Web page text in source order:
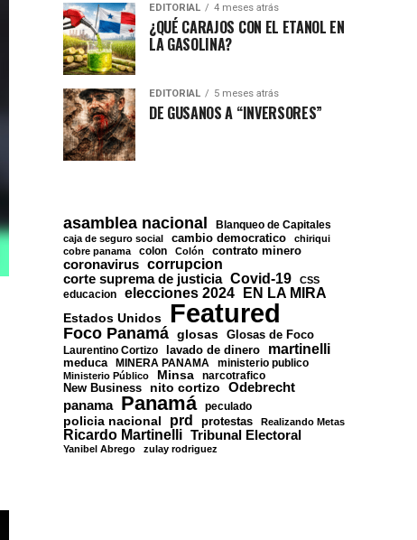
EDITORIAL 4 meses atrás
¿QUÉ CARAJOS CON EL ETANOL EN
LA GASOLINA?
EDITORIAL 5 meses atrás
DE GUSANOS A “INVERSORES”
asamblea nacional Blanqueo de Capitales
caja de seguro social cambio democratico
chiriqui
cobre panama
colon Colón contrato minero
coronavirus corrupcion
corte suprema de justicia Covid-19 CSS
educacion elecciones 2024 EN LA MIRA
Estados Unidos Featured
Foco Panamá glosas Glosas de Foco
Laurentino Cortizo lavado de dinero martinelli
meduca MINERA PANAMA ministerio publico
Ministerio Público Minsa
narcotrafico
New Business
nito cortizo Odebrecht
panama Panamá peculado
policia nacional prd protestas Realizando Metas
Ricardo Martinelli Tribunal Electoral
Yanibel Abrego zulay rodriguez